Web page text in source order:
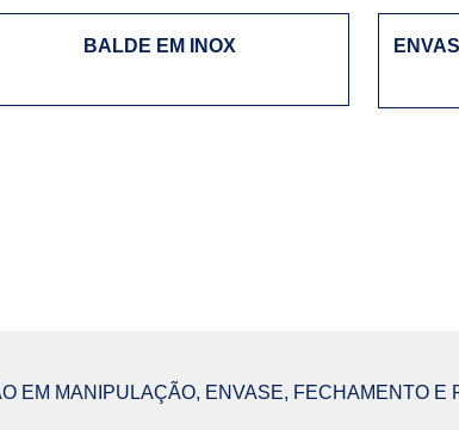
BALDE EM INOX
EM MANIPULAÇÃO, ENVASE, FECHAMENTO E